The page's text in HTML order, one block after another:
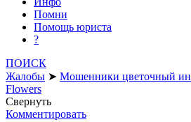
Помни
Помощь юриста
?
ПОИСК
Жалобы ➤ Мошенники цветочный
Flowers
Свернуть
Комментировать